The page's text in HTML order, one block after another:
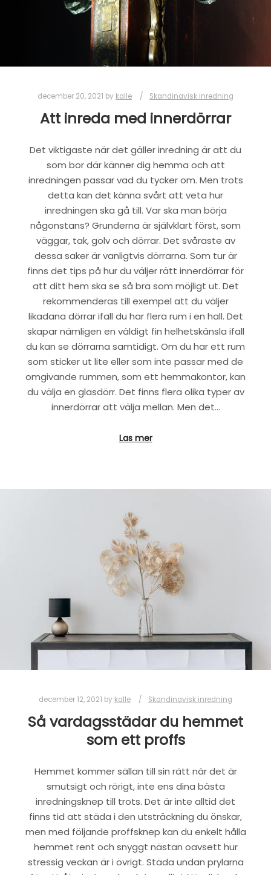
december 20, 2021 by kalle Skandinavisk inredning
Att inreda med innerdörrar
Det viktigaste när det gäller inredning är att du
som bor där känner dig hemma och att
inredningen passar vad du tycker om. Men trots
detta kan det känna svårt att veta hur
inredningen ska gå till. Var ska man börja
någonstans? Grunderna är självklart först, som
väggar, tak, golv och dörrar. Det svåraste av
dessa saker är vanligtvis dörrarna. Som tur är
finns det tips på hur du väljer rätt innerdörrar för
att ditt hem ska se så bra som möjligt ut. Det
rekommenderas till exempel att du väljer
likadana dörrar ifall du har flera rum i en hall. Det
skapar nämligen en väldigt fin helhetskänsla ifall
du kan se dörrarna samtidigt. Om du har ett rum
som sticker ut lite eller som inte passar med de
omgivande rummen, som ett hemmakontor, kan
du välja en glasdörr. Det finns flera olika typer av
innerdörrar att välja mellan. Men det…
december 12, 2021 by kalle Skandinavisk inredning
Så vardagsstädar du hemmet
som ett proffs
Hemmet kommer sällan till sin rätt när det är
smutsigt och rörigt, inte ens dina bästa
inredningsknep till trots. Det är inte alltid det
finns tid att städa i den utsträckning du önskar,
men med följande proffsknep kan du enkelt hålla
hemmet rent och snyggt nästan oavsett hur
stressig veckan är i övrigt. Städa undan prylarna